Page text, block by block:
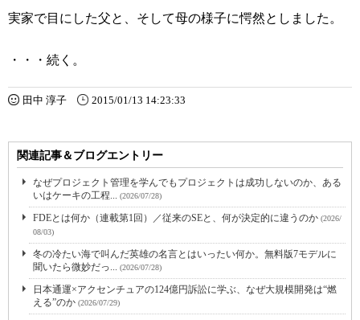
実家で目にした父と、そして母の様子に愕然としました。
・・・続く。
田中 淳子 2015/01/13 14:23:33
関連記事＆ブログエントリー
なぜプロジェクト管理を学んでもプロジェクトは成功しないのか、ある
いはケーキの工程... (2026/07/28)
FDEとは何か（連載第1回）／従来のSEと、何が決定的に違うのか (2026/
08/03)
冬の冷たい海で叫んだ英雄の名言とはいったい何か。無料版7モデルに
聞いたら微妙だっ... (2026/07/28)
日本通運×アクセンチュアの124億円訴訟に学ぶ、なぜ大規模開発は“燃
える”のか (2026/07/29)